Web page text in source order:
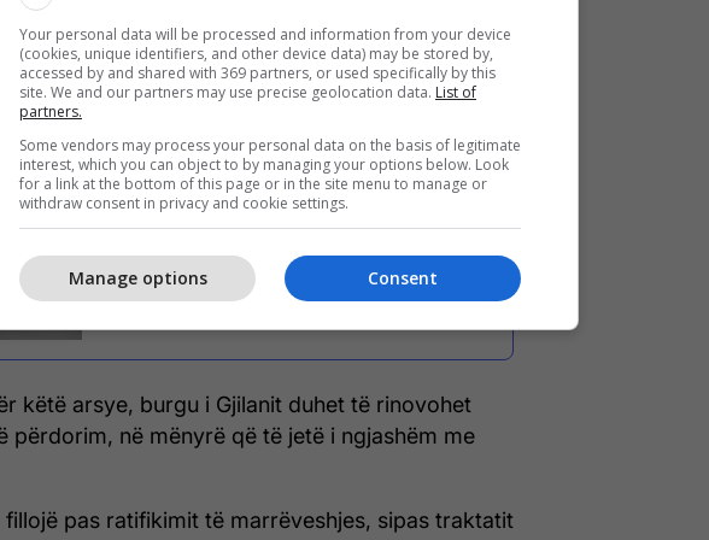
burgosurit duhet patjetër t’i kryejnë dënimet e
siç do t’i kishin kryer në një burg danez,
në përputhje me kushtet në një burg danez”,
Qeli me qira: Shqetësime për
respektimin e të drejtave të të
burgosurve në Kosovë
këtë arsye, burgu i Gjilanit duhet të rinovohet
përdorim, në mënyrë që të jetë i ngjashëm me
fillojë pas ratifikimit të marrëveshjes, sipas traktatit
Your personal data will be processed and information from your device
(cookies, unique identifiers, and other device data) may be stored by,
accessed by and shared with 369 partners, or used specifically by this
site. We and our partners may use precise geolocation data. List of
partners.
Some vendors may process your personal data on the basis of legitimate
interest, which you can object to by managing your options below. Look
for a link at the bottom of this page or in the site menu to manage or
withdraw consent in privacy and cookie settings.
Consent
Manage options